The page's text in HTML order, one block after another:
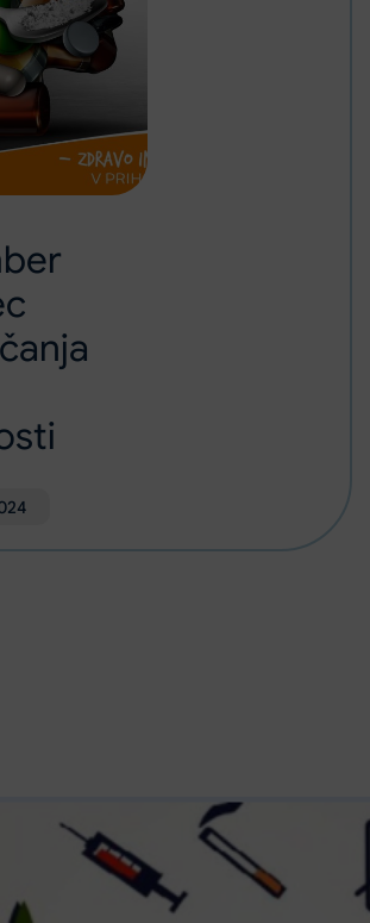
ozaveščanja o odvisnosti